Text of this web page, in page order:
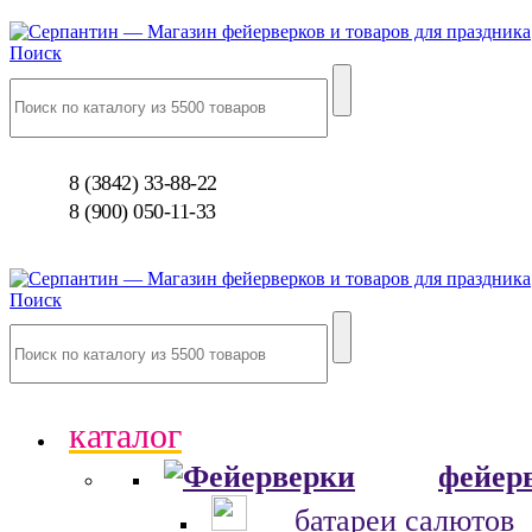
Поиск
8 (3842) 33-88-22
8 (900) 050-11-33
Поиск
каталог
батареи салютов